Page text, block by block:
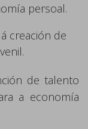
persoal.
creación de
de talento
a economía